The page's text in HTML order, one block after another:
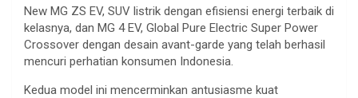
New MG ZS EV, SUV listrik dengan efisiensi energi terbaik di
kelasnya, dan MG 4 EV, Global Pure Electric Super Power
Crossover dengan desain avant-garde yang telah berhasil
mencuri perhatian konsumen Indonesia.
Kedua model ini mencerminkan antusiasme kuat